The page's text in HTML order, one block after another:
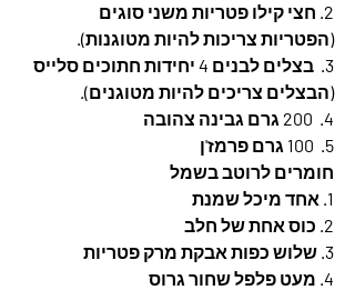
2. חצי קילו פטריות משני סוגים
(הפטריות צריכות להיות מטוגנות).
3.  בצלים לבנים 4 יחידות חתוכים סלייס
(הבצלים צריכים להיות מטוגנים).
4.  200 גרם גבינה צהובה
5.  100 גרם פרמז'ן
חומרים לרוטב בשמל
1. אחד מיכל שמנת
2. כוס אחת של חלב
3. שלוש כפות אבקת מרק פטריות
4. מעט פלפל שחור גרוס